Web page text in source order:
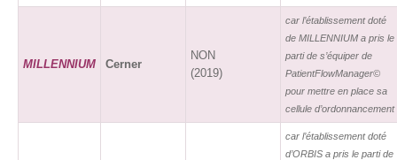
MILLENNIUM Cerner
NON
(2019)
car l’établissement doté
de MILLENNIUM a pris le
parti de s’équiper de
PatientFlowManager©
pour mettre en place sa
cellule d’ordonnancement
car l’établissement doté
d’ORBIS a pris le parti de